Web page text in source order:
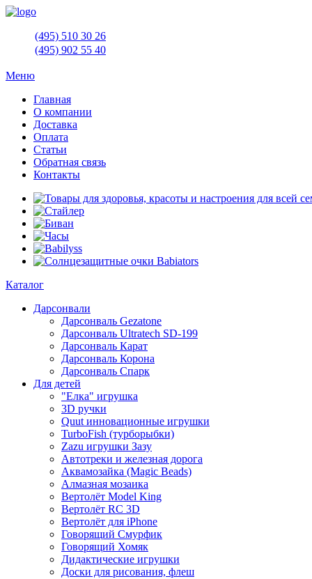
(495) 510 30 26
(495) 902 55 40
Меню
Главная
О компании
Доставка
Оплата
Статьи
Обратная связь
Контакты
Каталог
Дарсонвали
Дарсонваль Gezatone
Дарсонваль Ultratech SD-199
Дарсонваль Карат
Дарсонваль Корона
Дарсонваль Спарк
Для детей
"Елка" игрушка
3D ручки
Quut инновационные игрушки
TurboFish (турборыбки)
Zazu игрушки Зазу
Автотреки и железная дорога
Аквамозайка (Magic Beads)
Алмазная мозаика
Вертолёт Model King
Вертолёт RC 3D
Вертолёт для iPhone
Говорящий Смурфик
Говорящий Хомяк
Дидактические игрушки
Доски для рисования, флеш